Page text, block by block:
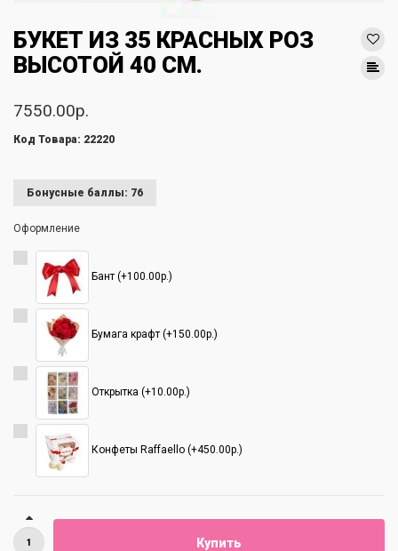
БУКЕТ ИЗ 35 КРАСНЫХ РОЗ
ВЫСОТОЙ 40 СМ.
7550.00р.
Код Товара: 22220
Бонусные баллы: 76
Оформление
Бант (+100.00р.)
Бумага крафт (+150.00р.)
Открытка (+10.00р.)
Конфеты Raffaello (+450.00р.)
Купить